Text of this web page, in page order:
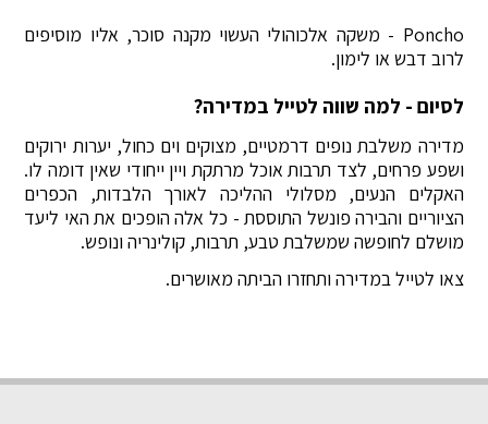
Poncho - משקה אלכוהולי העשוי מקנה סוכר, אליו מוסיפים
לרוב דבש או לימון.
לסיום - למה שווה לטייל במדירה?
מדירה משלבת נופים דרמטיים, מצוקים וים כחול, יערות ירוקים
ושפע פרחים, לצד תרבות אוכל מרתקת ויין ייחודי שאין דומה לו.
האקלים הנעים, מסלולי ההליכה לאורך הלבדות, הכפרים
הציוריים והבירה פונשל התוססת - כל אלה הופכים את האי ליעד
מושלם לחופשה שמשלבת טבע, תרבות, קולינריה ונופש.
צאו לטייל במדירה ותחזרו הביתה מאושרים.